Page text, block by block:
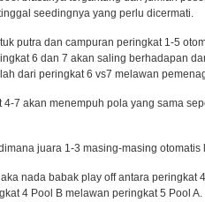
seedingnya yang perlu dicermati.
putra dan campuran peringkat 1-5
6 dan 7 akan saling berhadapan
dari peringkat 6 vs7 melawan
7 akan menempuh pola yang sama
juara 1-3 masing-masing otomatis
nada babak play off antara peringkat
4 Pool B melawan peringkat 5 Pool